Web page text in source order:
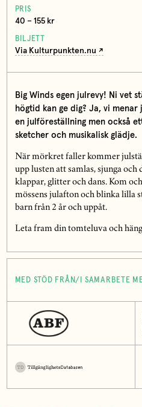
PRIS
40 – 155 kr
BILJETT
Via Kulturpunkten.nu
Big Winds egen julrevy! Ni vet
högtid kan ge dig? Ja, vi
en julföreställning men också
sketcher och musikalisk glädje.
När mörkret faller kommer
upp lusten att samlas, sjunga
klappar, glitter och dans. Kom
mössens julafton och blinka lilla
barn från 2 år och uppåt.
Leta fram din tomteluva och
MED STÖD FRÅN/I SAMARBETE